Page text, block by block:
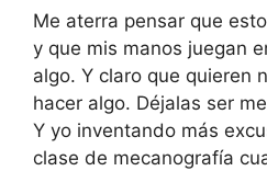
Me aterra pensar que
y que mis manos juegan
algo. Y claro que quieren
hacer algo. Déjalas ser
Y yo inventando más
clase de mecanografía